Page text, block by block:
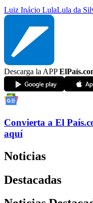
Luiz Inácio LulaLula da
Descarga la APP
Convierta a El País
aquí
Noticias
Destacadas